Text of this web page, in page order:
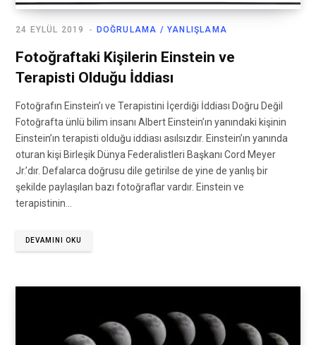
DOĞRULAMA / YANLIŞLAMA
24 EYLÜL 2019
Fotoğraftaki Kişilerin Einstein ve
Terapisti Olduğu İddiası
Fotoğrafın Einstein’ı ve Terapistini İçerdiği İddiası Doğru Değil
Fotoğrafta ünlü bilim insanı Albert Einstein’ın yanındaki kişinin
Einstein’ın terapisti olduğu iddiası asılsızdır. Einstein’ın yanında
oturan kişi Birleşik Dünya Federalistleri Başkanı Cord Meyer
Jr.’dır. Defalarca doğrusu dile getirilse de yine de yanlış bir
şekilde paylaşılan bazı fotoğraflar vardır. Einstein ve
terapistinin…
DEVAMINI OKU